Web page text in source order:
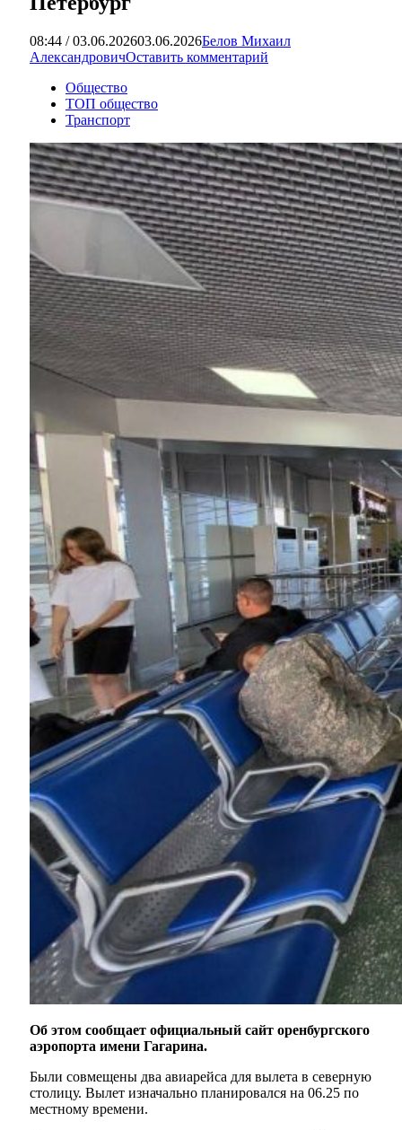
08:44 / 03.06.202603.06.2026Белов Михаил
АлександровичОставить комментарий
Общество
ТОП общество
Транспорт
Об этом сообщает официальный сайт оренбургского
аэропорта имени Гагарина.
Были совмещены два авиарейса для вылета в северную
столицу. Вылет изначально планировался на 06.25 по
местному времени.